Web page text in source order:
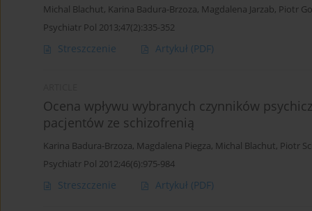
Michal Blachut, Karina Badura-Brzoza, Magdalena Jarzab, Piotr
Psychiatr Pol 2013;47(2):335-352
Streszczenie Artykuł (PDF)
Ocena wpływu wybranych czynników
pacjentów ze schizofrenią
Karina Badura-Brzoza, Magdalena Piegza, Michal Blachut, Piotr
Psychiatr Pol 2012;46(6):975-984
Streszczenie Artykuł (PDF)